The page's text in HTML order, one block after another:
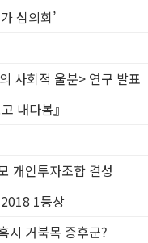
심의회’
사회적 울분> 연구 발표
내다봄』
개인투자조합 결성
1등상
시 거북목 증후군?